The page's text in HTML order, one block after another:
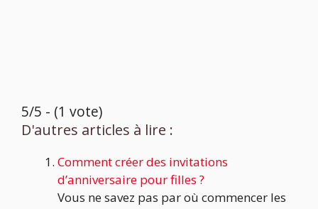
5/5 - (1 vote)
D'autres articles à lire :
Comment créer des invitations
d’anniversaire pour filles ?
Vous ne savez pas par où commencer les